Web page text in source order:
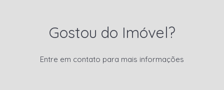
Gostou do Imóvel?
Entre em contato para mais informações